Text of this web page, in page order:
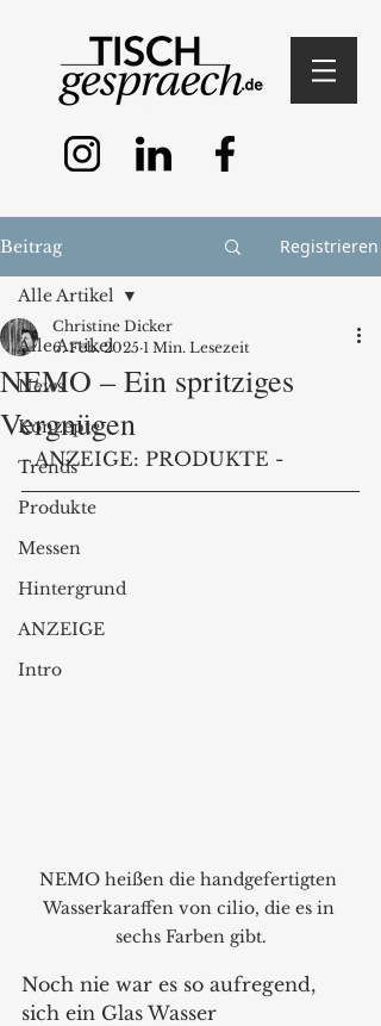
Beitrag Registrieren
Alle Artikel
News
Konzepte
Trends
Produkte
Messen
Hintergrund
ANZEIGE
Intro
Alle Artikel
NEMO – Ein spritziges
Vergnügen
Christine Dicker
6. Feb. 2025 1 Min. Lesezeit
- ANZEIGE: PRODUKTE -
NEMO heißen die handgefertigten
Wasserkaraffen von cilio, die es in
sechs Farben gibt.
Noch nie war es so aufregend,
sich ein Glas Wasser